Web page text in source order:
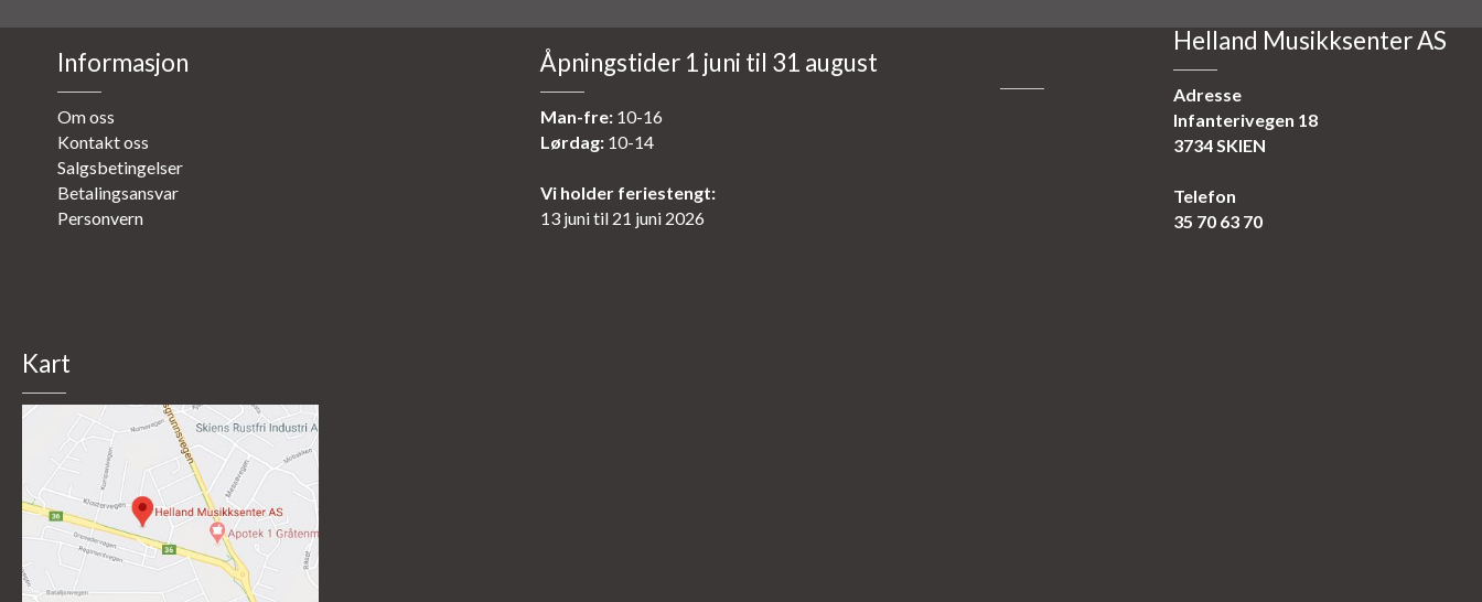
Informasjon
Om oss
Kontakt oss
Salgsbetingelser
Betalingsansvar
Personvern
Åpningstider 1 juni til 31 august
Man-fre:10-16
Lørdag:10-14
Vi holder feriestengt:
13 juni til 21 juni 2026
Helland Musikksenter AS
Adresse
Infanterivegen 18
3734 SKIEN
Telefon
35 70 63 70
Kart